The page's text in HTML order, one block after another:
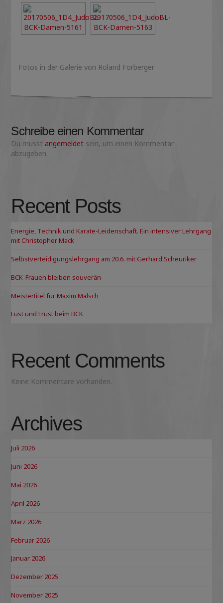
Fotos in der Galerie von Roland Forberger
Schreibe einen Kommentar
Du musstangemeldet sein, um einen Kommentar
abzugeben.
Recent Posts
Energie, Technik und Karate-Leidenschaft. Ein intensiver Lehrgang
mit Christopher Mack
Selbstverteidigungslehrgang am 20.6. mit Gerhard Scheuriker
BCK-Frauen bleiben souverän
Meistertitel für Maxim Malsch
Lust und Frust beim BCK
Recent Comments
Keine Kommentare vorhanden.
Archives
Juli 2026
Juni 2026
Mai 2026
April 2026
März 2026
Februar 2026
Januar 2026
Dezember 2025
November 2025